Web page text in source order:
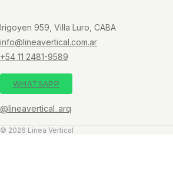
Irigoyen 959, Villa Luro, CABA
info@lineavertical.com.ar
+54 11 2481-9589
WHATSAPP
@lineavertical_arq
© 2026 Linea Vertical